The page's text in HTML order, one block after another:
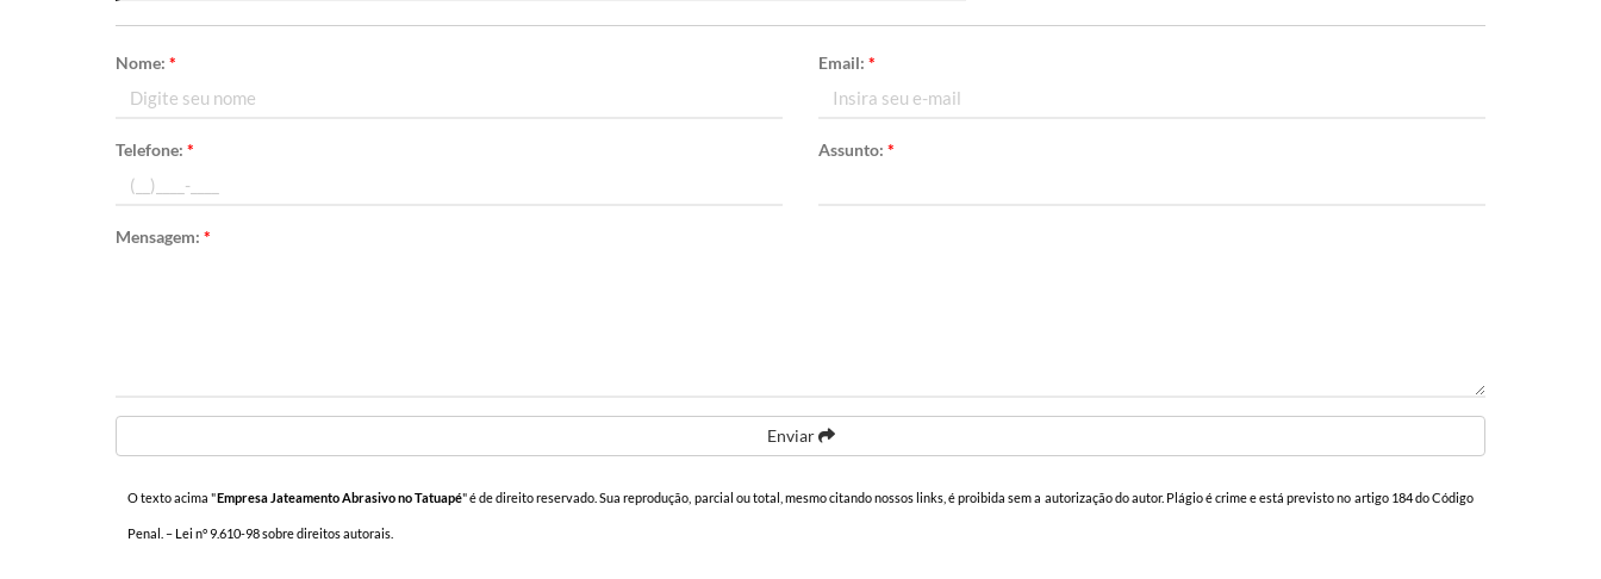
Nome:* Email: *
Telefone:* Assunto: *
Mensagem:*
Enviar
O texto acima "Empresa Jateamento Abrasivo no Tatuapé" é de direito reservado. Sua reprodução, parcial ou total, mesmo citando nossos links, é proibida sem a autorização do autor. Plágio é crime e está previsto no artigo 184 do Código
Penal. – Lei n° 9.610-98 sobre direitos autorais